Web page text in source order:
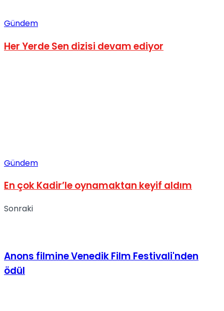
Gündem
Her Yerde Sen dizisi devam ediyor
Gündem
En çok Kadir’le oynamaktan keyif aldım
Sonraki
Anons filmine Venedik Film Festivali'nden
ödül